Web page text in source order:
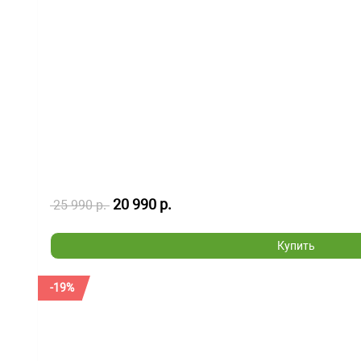
25 990 р. 20 990 р.
Купить
-19%